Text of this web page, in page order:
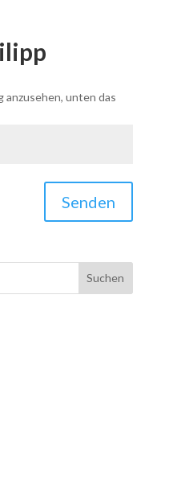
anzusehen, unten das
Senden